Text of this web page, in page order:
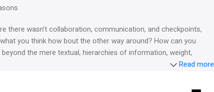
there wasn’t collaboration, communication, and checkpoints,
you think how bout the other way around? How can you
the mere textual, hierarchies of information, weight,
Read more